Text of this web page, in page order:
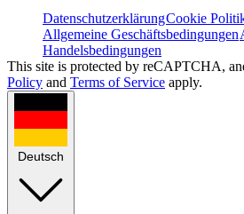
DatenschutzerklärungCookie
Allgemeine Geschäftsbedingungen
Handelsbedingungen
This site is protected by reCAPTCHA,
Policy and Terms of Service apply.
Deutsch